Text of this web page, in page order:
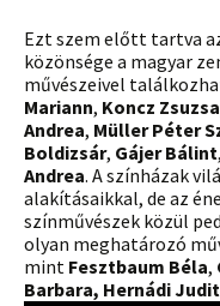
Ezt szem előtt tartva
közönsége a magyar
művészeivel
Mariann, Koncz Zsuzsa
Andrea, Müller Péter
Boldizsár, Gájer Bálint,
Andrea. A színházak
alakításaikkal, de az
színművészek közül
olyan meghatározó
mint Fesztbaum Béla,
Barbara, Hernádi Judit